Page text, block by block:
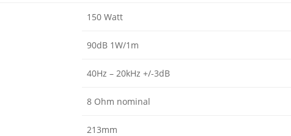
150 Watt
90dB 1W/1m
40Hz – 20kHz +/-3dB
8 Ohm nominal
213mm